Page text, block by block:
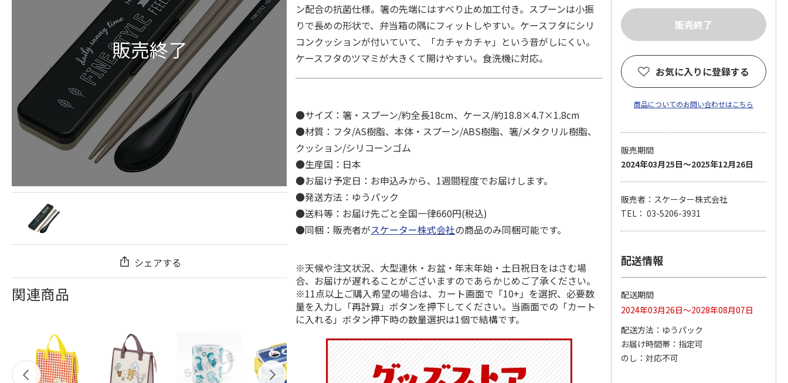
シェアする
関連商品
ン配合の抗菌仕様。箸の先端にはすべり止め加工付き。スプーンは小振
りで長めの形状で、弁当箱の隅にフィットしやすい。ケースフタにシリ
コンクッションが付いていて、「カチャカチャ」という音がしにくい。
ケースフタのツマミが大きくて開けやすい。食洗機に対応。
●サイズ：箸・スプーン/約全長18cm、ケース/約18.8×4.7×1.8cm
●材質：フタ/AS樹脂、本体・スプーン/ABS樹脂、箸/メタクリル樹脂、
クッション/シリコーンゴム
●生産国：日本
●お届け予定日：お申込みから、1週間程度でお届けします。
●発送方法：ゆうパック
●送料等：お届け先ごと全国一律660円(税込)
●同梱：販売者がスケーター株式会社の商品のみ同梱可能です。
※天候や注文状況、大型連休・お盆・年末年始・土日祝日をはさむ場
合、お届けが遅れることがございますのであらかじめご了承ください。
※11点以上ご購入希望の場合は、カート画面で「10+」を選択、必要数
量を入力し「再計算」ボタンを押下してください。当画面での「カート
に入れる」ボタン押下時の数量選択は1個で結構です。
お気に入りに登録する
商品についてのお問い合わせはこちら
販売期間
2024年03月25日～2025年12月26日
販売者：スケーター株式会社
TEL： 03-5206-3931
配送情報
配送期間
2024年03月26日～2028年08月07日
配送方法
ゆうパック
お届け時間帯
指定可
のし
対応不可